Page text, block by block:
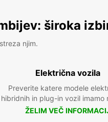
široka
njim.
Električna vozila
Preverite katere modele
hibridnih in plug-in vozil imamo
ŽELIM VEČ